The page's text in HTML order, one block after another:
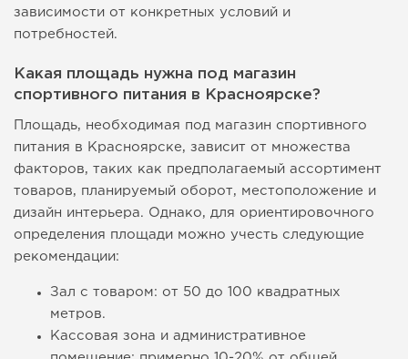
зависимости от конкретных условий и
потребностей.
Какая площадь нужна под магазин
спортивного питания в Красноярске?
Площадь, необходимая под магазин спортивного
питания в Красноярске, зависит от множества
факторов, таких как предполагаемый ассортимент
товаров, планируемый оборот, местоположение и
дизайн интерьера. Однако, для ориентировочного
определения площади можно учесть следующие
рекомендации:
Зал с товаром: от 50 до 100 квадратных
метров.
Кассовая зона и административное